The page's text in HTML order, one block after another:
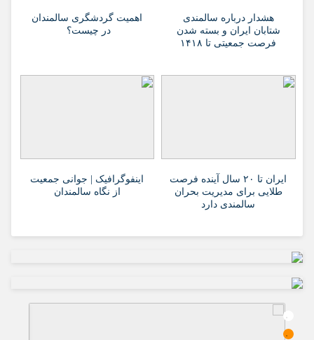
هشدار درباره سالمندی
شتابان ایران و بسته شدن
فرصت جمعیتی تا ۱۴۱۸
اهمیت گردشگری سالمندان
در چیست؟
ایران تا ۲۰ سال آینده فرصت
طلایی برای مدیریت بحران
سالمندی دارد
اینفوگرافیک | جوانی جمعیت
از نگاه سالمندان